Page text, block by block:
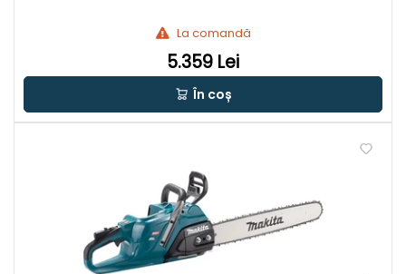
La comandă
5.359 Lei
În coș